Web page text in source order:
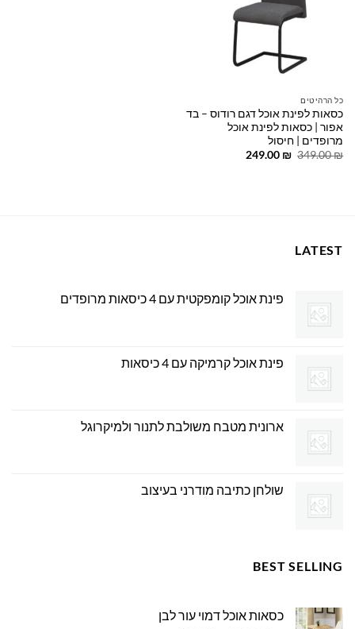
כל הרהיטים
כסאות לפינת אוכל דגם רודוס – בד
אפור | כסאות לפינת אוכל
מרופדים | חיסול
349.00₪
המחיר
249.00 ₪
המחיר
LATEST
פינת אוכל קומפקטית עם 4 כיסאות מרופדים
פינת אוכל קרמיקה עם 4 כיסאות
ארונית מטבח משולבת לתנור ולמיקרוגל
שולחן כתיבה מודרני בעיצוב
BEST SELLING
כסאות אוכל דמוי עור לבן